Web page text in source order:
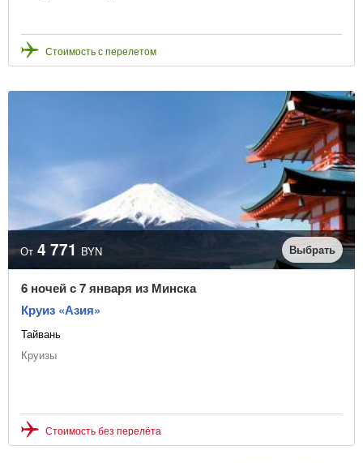
Стоимость с перелетом
От 4 771 BYN Выбрать
6 ночей с 7 января из Минска
Круиз «Азия»
Тайвань
Круизы
Стоимость без перелёта